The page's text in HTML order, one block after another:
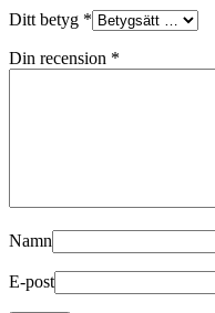
Ditt betyg *
Din recension *
Namn
E-post